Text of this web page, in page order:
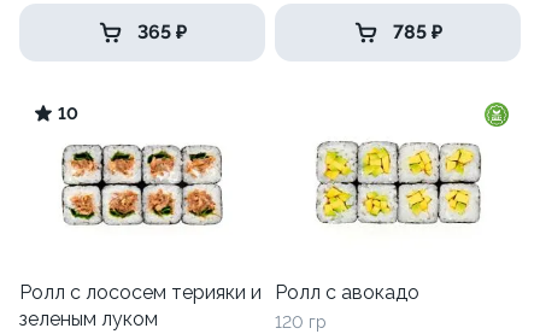
365 ₽ 785 ₽
10
Ролл с лососем терияки и
зеленым луком
Ролл с авокадо
120 гр